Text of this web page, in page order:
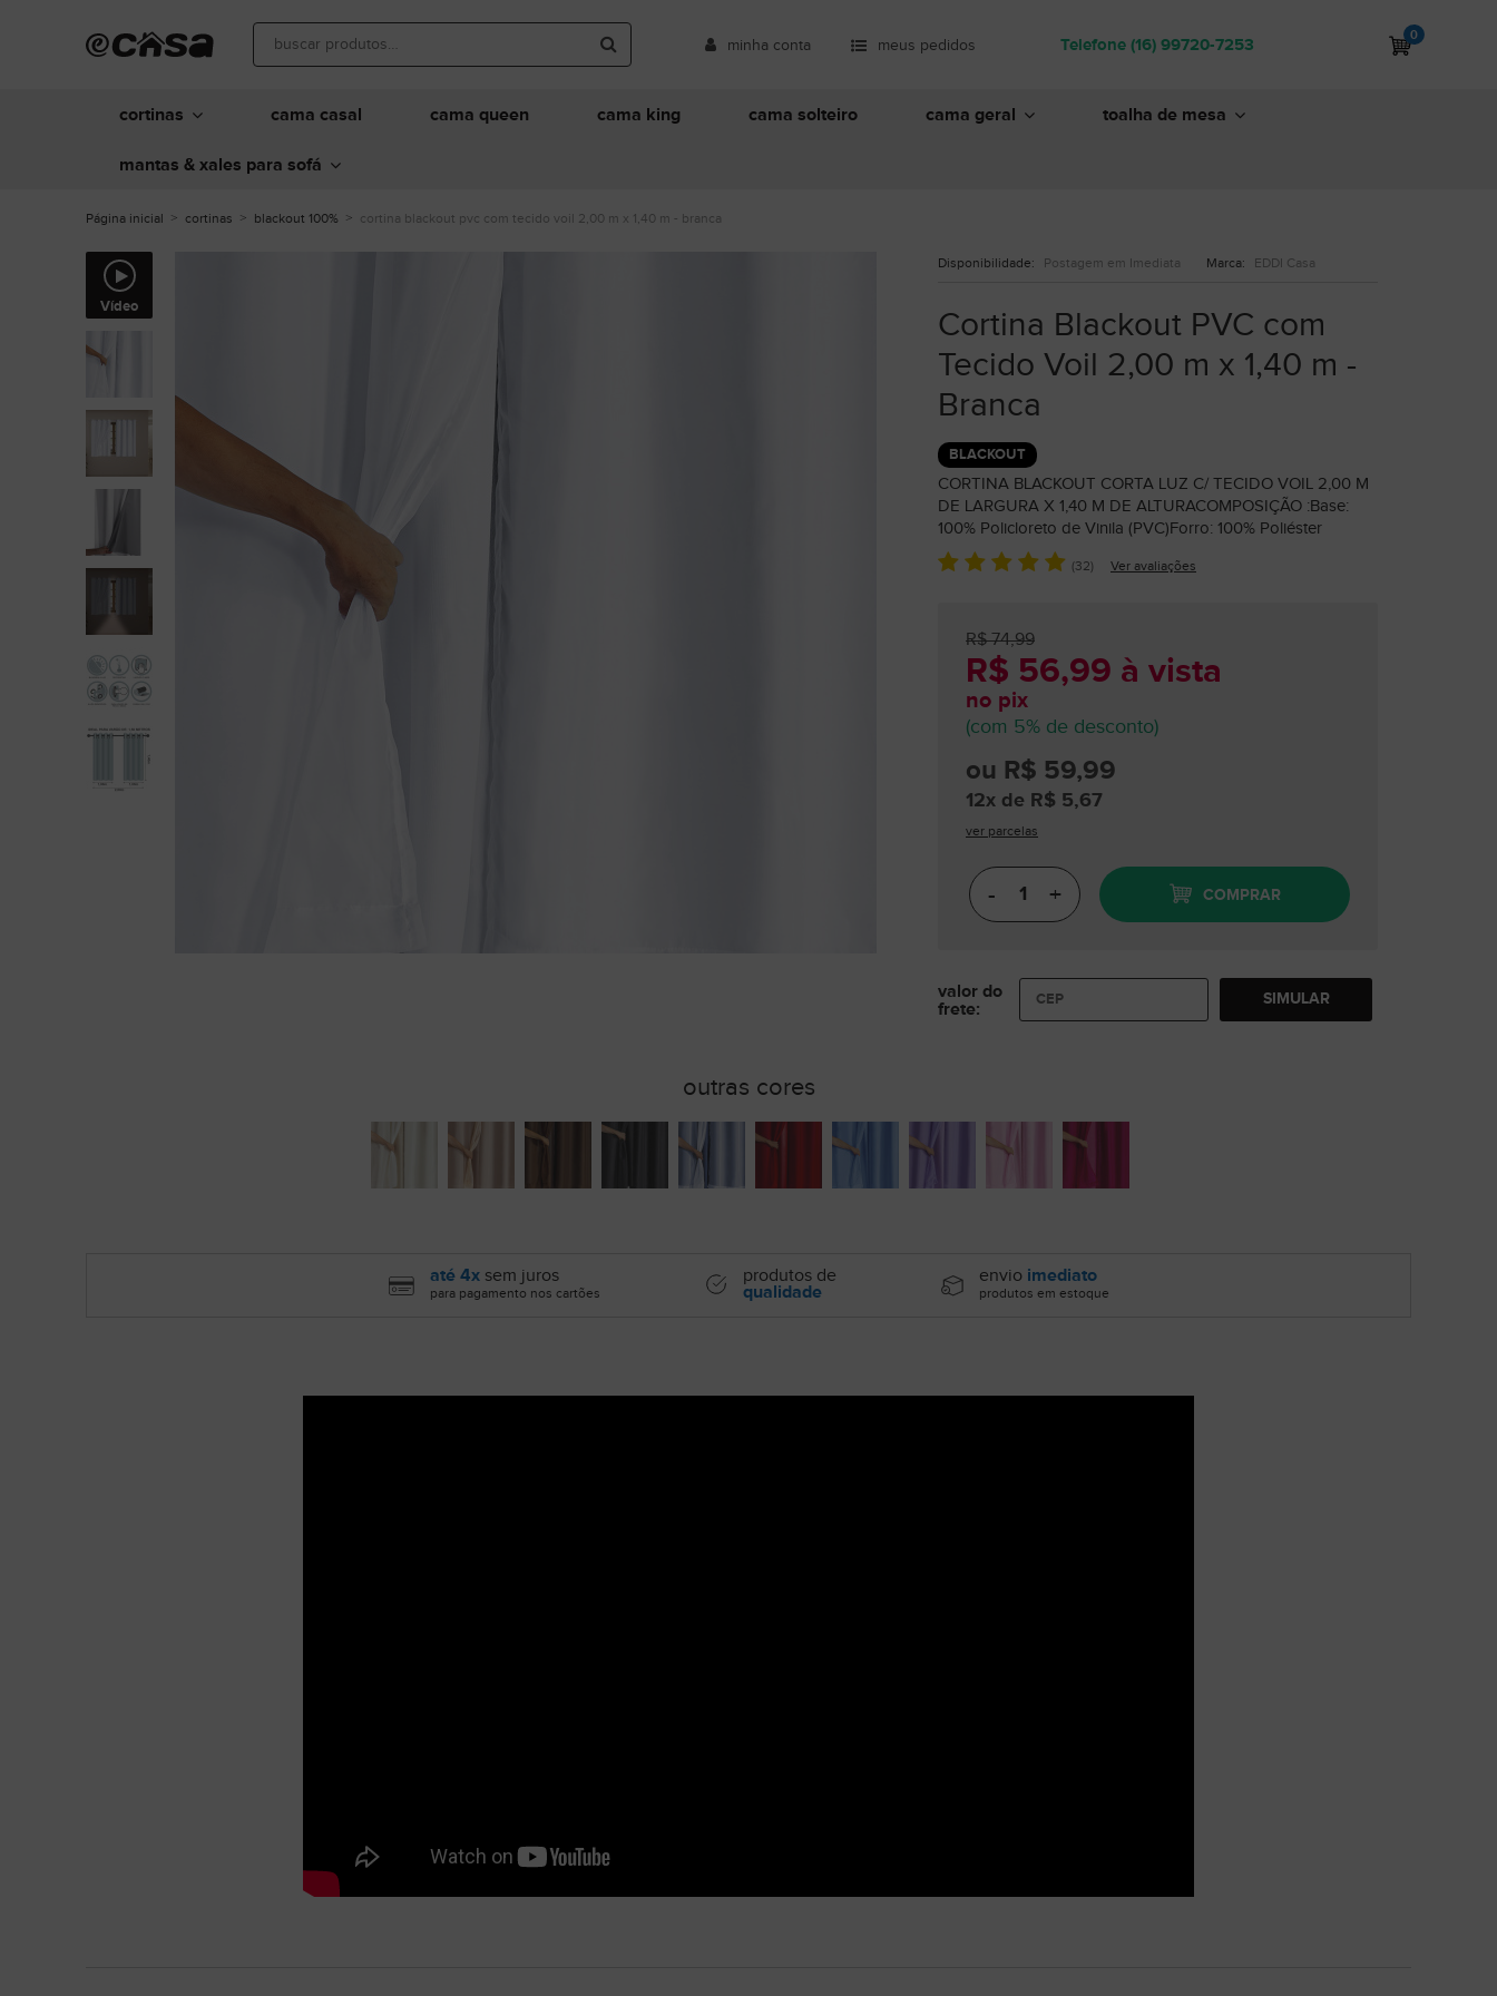
minha conta meus pedidos Telefone (16) 99720-7253
0
cortinas cama casal cama queen cama king cama solteiro cama geral toalha de mesa
mantas & xales para sofá
Página inicial cortinas blackout 100% cortina blackout pvc com tecido voil 2,00 m x 1,40 m - branca
Vídeo
Disponibilidade: Postagem em Imediata Marca: EDDI Casa
Cortina Blackout PVC com
Tecido Voil 2,00 m x 1,40 m -
Branca
BLACKOUT
CORTINA BLACKOUT CORTA LUZ C/ TECIDO VOIL 2,00 M
DE LARGURA X 1,40 M DE ALTURACOMPOSIÇÃO :Base:
100% Policloreto de Vinila (PVC)Forro: 100% Poliéster
(32) Ver avaliações
R$ 74,99
R$ 56,99 à vista
no pix
(com 5% de desconto)
ou R$ 59,99
12x de R$ 5,67
ver parcelas
+
- COMPRAR
valor do
frete:
SIMULAR
outras cores
até 4xsem juros
para pagamento nos cartões
produtos de
qualidade
envio imediato
produtos em estoque